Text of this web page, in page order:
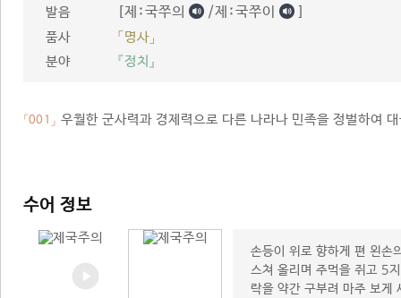
발음 [제ː국쭈의 /제ː국쭈이 ]
품사
「명사」
분야
『정치』
「001」 우월한 군사력과 경제력으로 다른 나라나 민족을 정벌하여
수어 정보
손등이 위로 향하게 편 왼
스쳐 올리며 주먹을 쥐고 5
락을 약간 구부려 마주 보게